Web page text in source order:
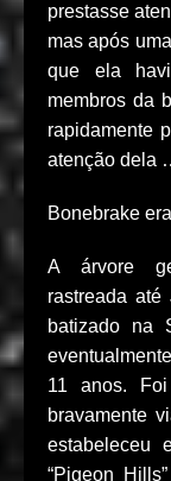
prestasse
mas após
que ela
membros da
rapidamente
atenção dela
Bonebrake
A árvore
rastreada até
batizado na
11 anos.
bravamente
estabeleceu
“Pigeon